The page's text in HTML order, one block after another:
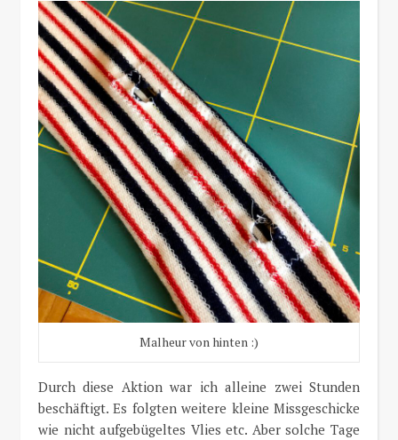
Malheur von hinten :)
Durch diese Aktion war ich alleine zwei Stunden
beschäftigt. Es folgten weitere kleine Missgeschicke
wie nicht aufgebügeltes Vlies etc. Aber solche Tage